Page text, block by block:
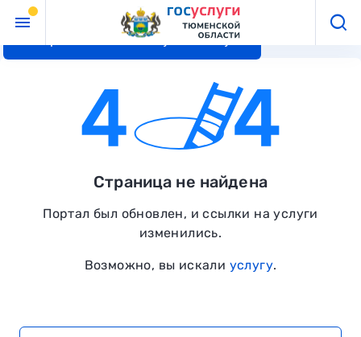
Перейти к основному контенту
Страница не найдена
Портал был обновлен, и ссылки на услуги
изменились.
Возможно, вы искали услугу.